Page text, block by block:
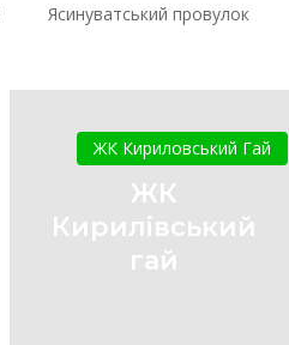
Ясинуватський провулок
Кирилівський
гай
ЖК Кириловський Гай
ЖК
Кирилівський
гай